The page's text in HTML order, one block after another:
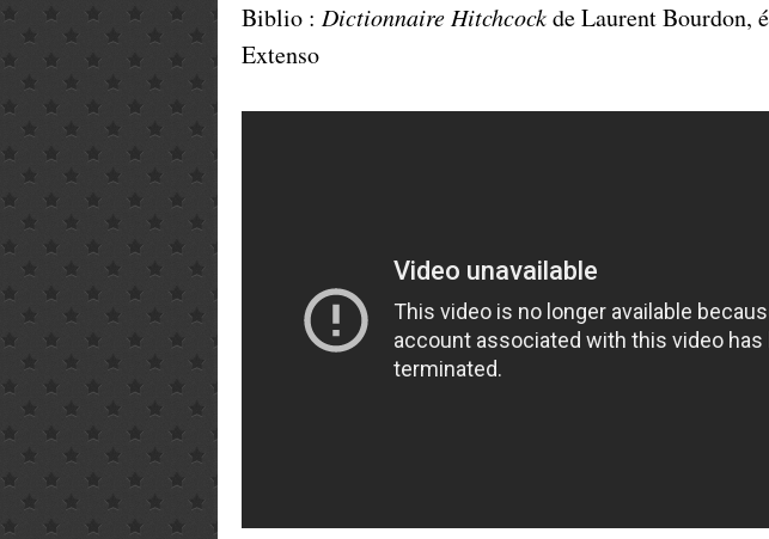
Biblio : Dictionnaire Hitchcockde Laurent Bourdon,
Extenso